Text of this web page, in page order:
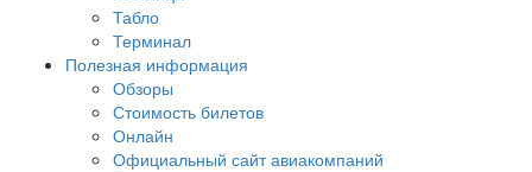
Табло
Терминал
Полезная информация
Обзоры
Стоимость билетов
Онлайн
Официальный сайт авиакомпаний